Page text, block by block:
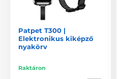
Patpet T300 |
Elektronikus kiképző
nyakörv
Raktáron